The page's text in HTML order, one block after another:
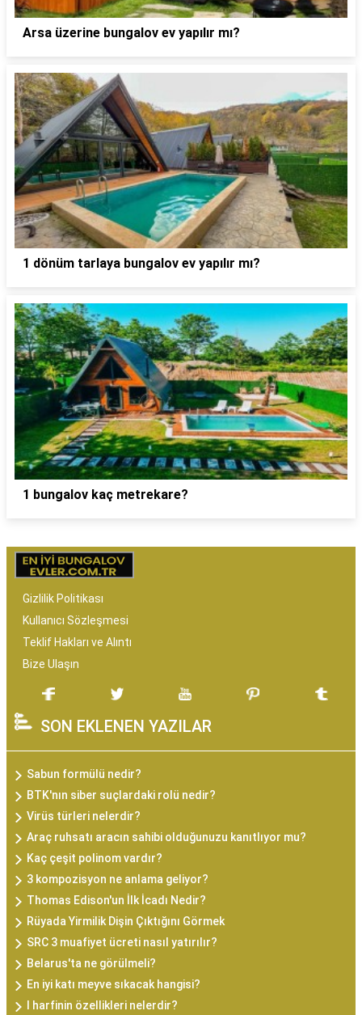
Arsa üzerine bungalov ev yapılır mı?
1 dönüm tarlaya bungalov ev yapılır mı?
1 bungalov kaç metrekare?
Gizlilik Politikası
Kullanıcı Sözleşmesi
Teklif Hakları ve Alıntı
Bize Ulaşın
SON EKLENEN YAZILAR
Sabun formülü nedir?
BTK'nın siber suçlardaki rolü nedir?
Virüs türleri nelerdir?
Araç ruhsatı aracın sahibi olduğunuzu kanıtlıyor mu?
Kaç çeşit polinom vardır?
3 kompozisyon ne anlama geliyor?
Thomas Edison'un İlk İcadı Nedir?
Rüyada Yirmilik Dişin Çıktığını Görmek
SRC 3 muafiyet ücreti nasıl yatırılır?
Belarus'ta ne görülmeli?
En iyi katı meyve sıkacak hangisi?
I harfinin özellikleri nelerdir?